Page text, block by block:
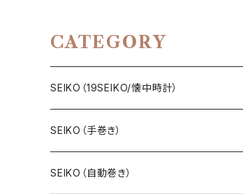
CATEGORY
SEIKO（19SEIKO/懐中時計）
19SEIKO（7石）
19SEIKO（15石）
SEIKO（手巻き）
キングセイコー（KINGSEIKO）
SEIKO（自動巻き）